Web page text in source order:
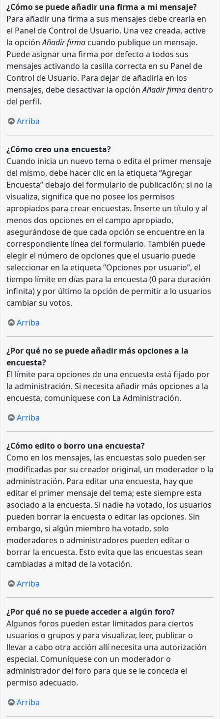
¿Cómo se puede añadir una firma a mi mensaje?
Para añadir una firma a sus mensajes debe crearla en
el Panel de Control de Usuario. Una vez creada, active
la opciónAñadir firma cuando publique un mensaje.
Puede asignar una firma por defecto a todos sus
mensajes activando la casilla correcta en su Panel de
Control de Usuario. Para dejar de añadirla en los
mensajes, debe desactivar la opciónAñadir firmadentro
del perfil.
Arriba
¿Cómo creo una encuesta?
Cuando inicia un nuevo tema o edita el primer mensaje
del mismo, debe hacer clic en la etiqueta “Agregar
Encuesta” debajo del formulario de publicación; si no la
visualiza, significa que no posee los permisos
apropiados para crear encuestas. Inserte un título y al
menos dos opciones en el campo apropiado,
asegurándose de que cada opción se encuentre en la
correspondiente línea del formulario. También puede
elegir el número de opciones que el usuario puede
seleccionar en la etiqueta “Opciones por usuario”, el
tiempo límite en días para la encuesta (0 para duración
infinita) y por último la opción de permitir a lo usuarios
cambiar su votos.
Arriba
¿Por qué no se puede añadir más opciones a la
encuesta?
El límite para opciones de una encuesta está fijado por
la administración. Si necesita añadir más opciones a la
encuesta, comuníquese con La Administración.
Arriba
¿Cómo edito o borro una encuesta?
Como en los mensajes, las encuestas solo pueden ser
modificadas por su creador original, un moderador o la
administración. Para editar una encuesta, hay que
editar el primer mensaje del tema; este siempre esta
asociado a la encuesta. Si nadie ha votado, los usuarios
pueden borrar la encuesta o editar las opciones. Sin
embargo, si algún miembro ha votado, solo
moderadores o administradores pueden editar o
borrar la encuesta. Esto evita que las encuestas sean
cambiadas a mitad de la votación.
Arriba
¿Por qué no se puede acceder a algún foro?
Algunos foros pueden estar limitados para ciertos
usuarios o grupos y para visualizar, leer, publicar o
llevar a cabo otra acción allí necesita una autorización
especial. Comuníquese con un moderador o
administrador del foro para que se le conceda el
permiso adecuado.
Arriba